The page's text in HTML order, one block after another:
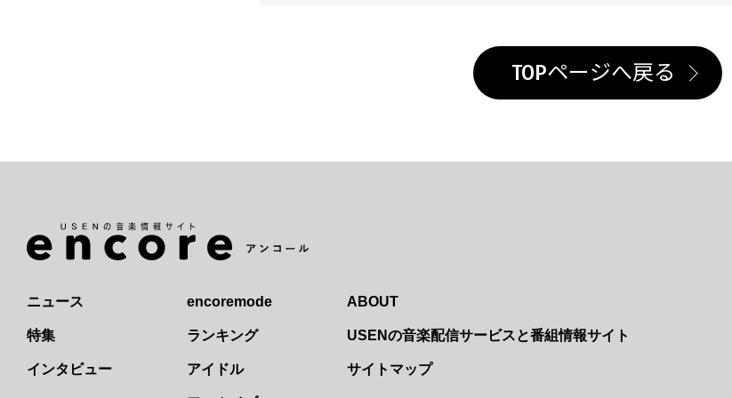
TOPページへ戻る
ニュース
特集
インタビュー
encoremode
ランキング
アイドル
ABOUT
USENの音楽配信サービスと番組情報サイト
サイトマップ